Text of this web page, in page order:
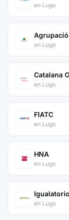
en Lugo
en Lugo
Catalana
en Lugo
FIATC
en Lugo
HNA
en Lugo
en Lugo